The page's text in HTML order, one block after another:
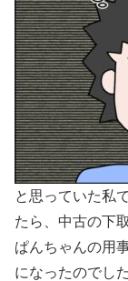
と思っていた私
たら、中古の下
ぱんちゃんの用
になったのでし